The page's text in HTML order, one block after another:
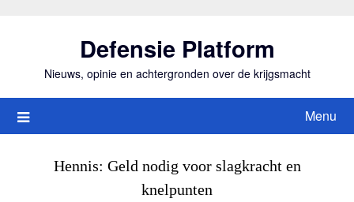
Defensie Platform
Nieuws, opinie en achtergronden over de krijgsmacht
Menu
Hennis: Geld nodig voor slagkracht en
knelpunten